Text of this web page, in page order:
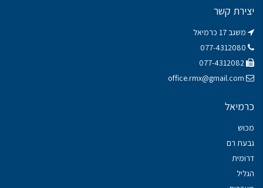
יצירת קשר
משגב 17 כרמיאל
office.rmx@gmail.com
כרמיאל
מכוש
גבעת רם
דרומית
הגליל